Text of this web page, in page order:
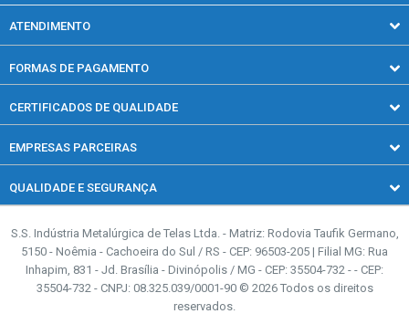
Gradil
Obras e Serralheria
Telas para Casa
Telas Rurais
Revendedores
Trocas e devoluções
ATENDIMENTO
Segunda a quinta-feira, das 08h00 às 18h00.
Sexta-feira, das 08h00 às 17h00.
(51) 2193-0025
Segunda a quinta-feira, das 08h00 às 18h00.
Sexta-feira, das 08h00 às 17h00.
contato@casadascercas.com.br
FORMAS DE PAGAMENTO
CERTIFICADOS DE QUALIDADE
EMPRESAS PARCEIRAS
QUALIDADE E SEGURANÇA
S.S. Indústria Metalúrgica de Telas Ltda. - Matriz: Rodovia Taufik Germano,
5150 - Noêmia - Cachoeira do Sul / RS - CEP: 96503-205 | Filial MG: Rua
Inhapim, 831 - Jd. Brasília - Divinópolis / MG - CEP: 35504-732 - - CEP:
35504-732 - CNPJ: 08.325.039/0001-90 © 2026 Todos os direitos
reservados.